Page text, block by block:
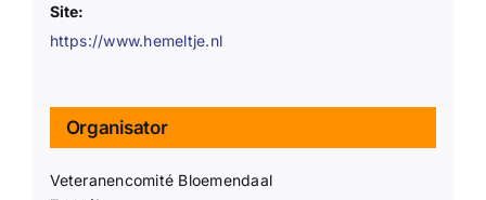
Site:
https://www.hemeltje.nl
Organisator
Veteranencomité Bloemendaal